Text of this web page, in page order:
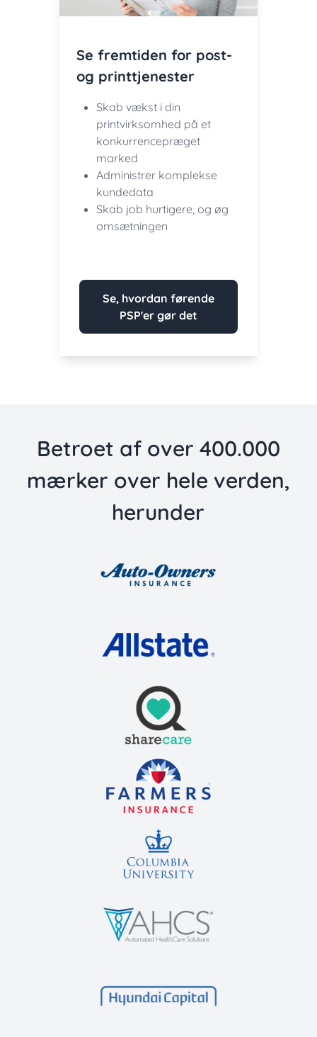
Se fremtiden for post-
og printtjenester
Skab vækst i din
printvirksomhed på et
konkurrencepræget
marked
Administrer komplekse
kundedata
Skab job hurtigere, og øg
omsætningen
Se, hvordan førende
PSP'er gør det
Betroet af over 400.000
mærker over hele verden,
herunder